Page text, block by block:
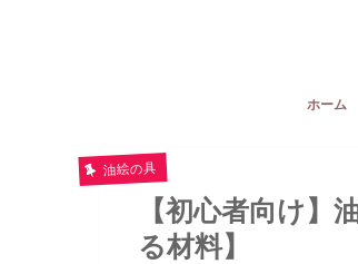
ホーム
油絵の具
【初心者向け】
る材料】